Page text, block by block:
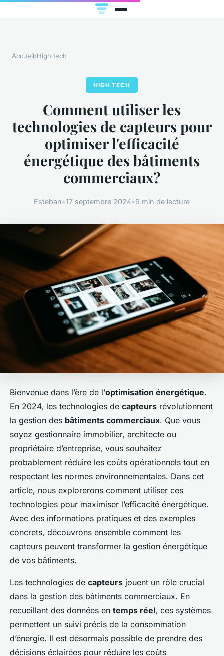
Accueil›High tech
HIGH TECH
Comment utiliser les
technologies de capteurs pour
optimiser l'efficacité
énergétique des bâtiments
commerciaux?
Esteban•17 septembre 2024•9 min de lecture
Bienvenue dans l’ère de l’optimisation énergétique.
En 2024, les technologies de capteurs révolutionnent
la gestion des bâtiments commerciaux. Que vous
soyez gestionnaire immobilier, architecte ou
propriétaire d’entreprise, vous souhaitez
probablement réduire les coûts opérationnels tout en
respectant les normes environnementales. Dans cet
article, nous explorerons comment utiliser ces
technologies pour maximiser l’efficacité énergétique.
Avec des informations pratiques et des exemples
concrets, découvrons ensemble comment les
capteurs peuvent transformer la gestion énergétique
de vos bâtiments.
Les technologies de capteurs jouent un rôle crucial
dans la gestion des bâtiments commerciaux. En
recueillant des données en temps réel, ces systèmes
permettent un suivi précis de la consommation
d’énergie. Il est désormais possible de prendre des
décisions éclairées pour réduire les coûts